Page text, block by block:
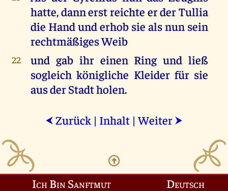
hatte, dann erst reichte er der Tullia
die Hand und erhob sie als nun sein
rechtmäßiges Weib
22
und gab ihr einen Ring und ließ
sogleich königliche Kleider für sie
aus der Stadt holen.
⮜ Zurück | Inhalt |Weiter ⮞
Ich Bin Sanftmut Deutsch